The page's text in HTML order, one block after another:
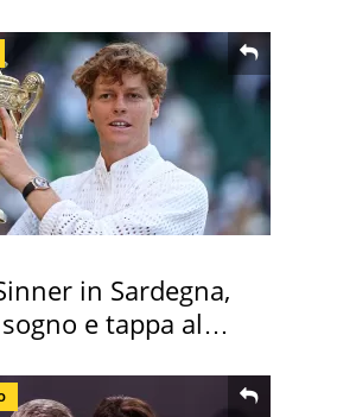
in Sardegna,
e tappa al